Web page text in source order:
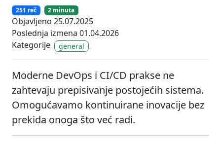
251 reč 2 minuta
Objavljeno 25.07.2025
Poslednja izmena 01.04.2026
Kategorije
general
Moderne DevOps i CI/CD prakse ne
zahtevaju prepisivanje postojećih sistema.
Omogućavamo kontinuirane inovacije bez
prekida onoga što već radi.